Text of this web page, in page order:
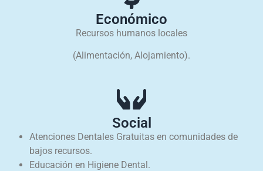
Económico
Recursos humanos locales
(Alimentación, Alojamiento).
Social
Atenciones Dentales Gratuitas en comunidades de
bajos recursos.
Educación en Higiene Dental.